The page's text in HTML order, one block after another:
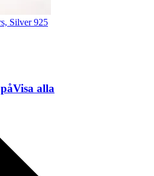
Silver 925
Visa alla